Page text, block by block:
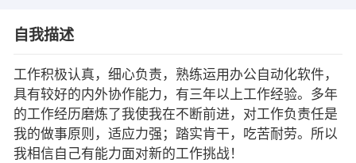
自我描述
工作积极认真，细心负责，熟练运用办公自动化软件，
具有较好的内外协作能力，有三年以上工作经验。多年
的工作经历磨炼了我使我在不断前进，对工作负责任是
我的做事原则，适应力强；踏实肯干，吃苦耐劳。所以
我相信自己有能力面对新的工作挑战！